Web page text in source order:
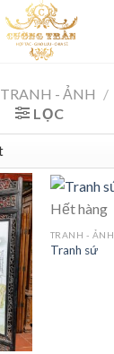
TRANH - ẢNH /
LỌC
Hết hàng
TRANH - ẢNH
Tranh sứ